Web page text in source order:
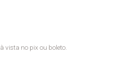
à vista no pix ou boleto.